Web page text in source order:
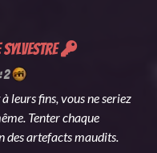
sylvestre
2
leurs fins, vous ne seriez
Tenter chaque
des artefacts maudits.